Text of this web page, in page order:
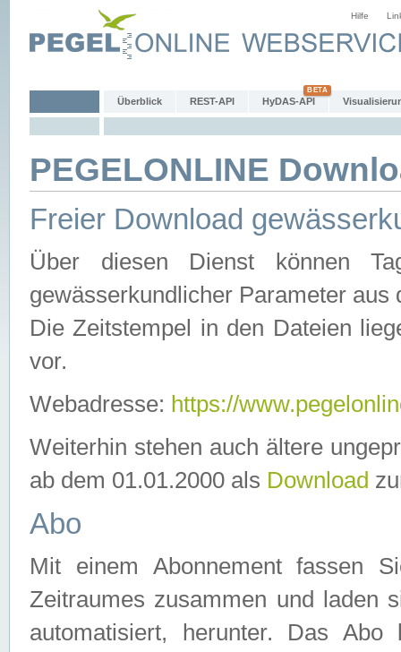
Hilfe
Überblick REST-API HyDAS-API
PEGELONLINE
Freier Download
Über diesen Dienst können
gewässerkundlicher Parameter aus
Die Zeitstempel in den Dateien
vor.
Webadresse: https://
Weiterhin stehen auch ältere
ab dem 01.01.2000 als Download
Abo
Mit einem Abonnement fassen
Zeitraumes zusammen und laden
automatisiert, herunter. Das